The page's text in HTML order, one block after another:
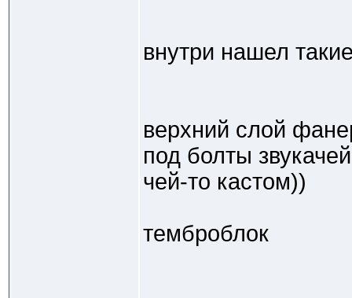
внутри нашел
верхний слой
под болты
чей-то кастом))
темброблок